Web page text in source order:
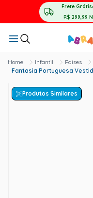
Frete Grátis
R$ 299,99
Infantil
Países
Fantasia Portuguesa
Produtos Similares